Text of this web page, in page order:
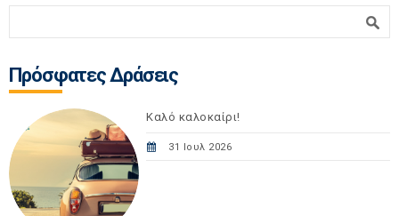
Πρόσφατες Δράσεις
Καλό καλοκαίρι!
31 Ιουλ 2026